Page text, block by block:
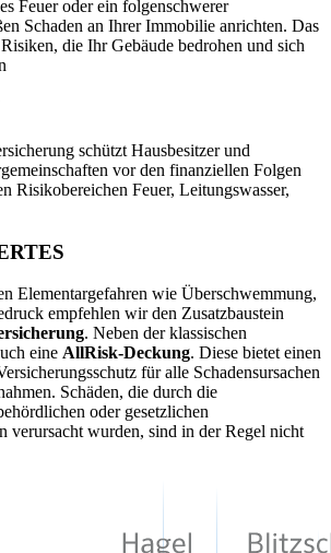
Feuer oder ein folgenschwerer
Schaden an Ihrer Immobilie anrichten. Das
die Ihr Gebäude bedrohen und sich
schützt Hausbesitzer und
vor den finanziellen Folgen
Risikobereichen Feuer, Leitungswasser,
Elementargefahren wie Überschwemmung,
empfehlen wir den Zusatzbaustein
. Neben der klassischen
eine AllRisk-Deckung. Diese bietet einen
für alle Schadensursachen
Schäden, die durch die
oder gesetzlichen
verursacht wurden, sind in der Regel nicht